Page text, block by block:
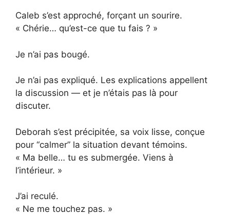
Caleb s’est approché, forçant un sourire.
« Chérie… qu’est-ce que tu fais ? »
Je n’ai pas bougé.
Je n’ai pas expliqué. Les explications appellent
la discussion — et je n’étais pas là pour
discuter.
Deborah s’est précipitée, sa voix lisse, conçue
pour “calmer” la situation devant témoins.
« Ma belle… tu es submergée. Viens à
l’intérieur. »
J’ai reculé.
« Ne me touchez pas. »